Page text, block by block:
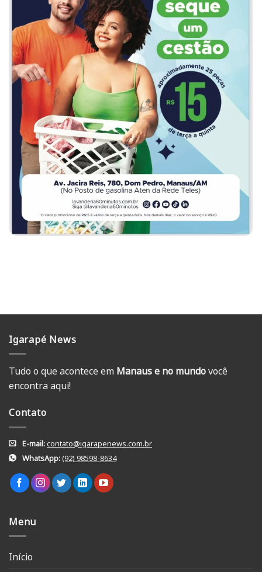
Igarapé News
Tudo o que acontece em Manaus e no mundovocê
encontra aqui!
Contato
E-mail:contato@igarapenews.com.br
WhatsApp:(92) 98598-8634
Menu
Início